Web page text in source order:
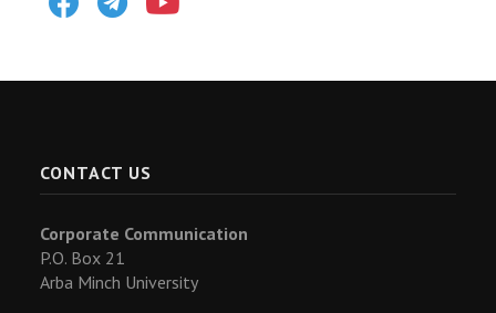
CONTACT US
Corporate Communication
P.O. Box 21
Arba Minch University